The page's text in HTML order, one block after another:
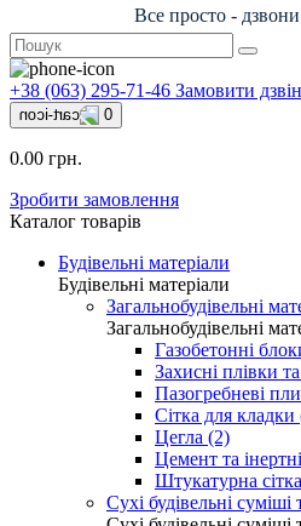
Все просто -
+38 (063) 295-71-46 Замовити
0
0.00 грн.
Зробити замовлення
Каталог товарів
Будівельні матеріали
Будівельні матеріали
Загальнобудівельні
Загальнобудівельні
Газобетонні
Захисні плівки
Пазогребневі
Сітка для кладки
Цегла (2)
Цемент та
Штукатурна
Сухі будівельні суміші